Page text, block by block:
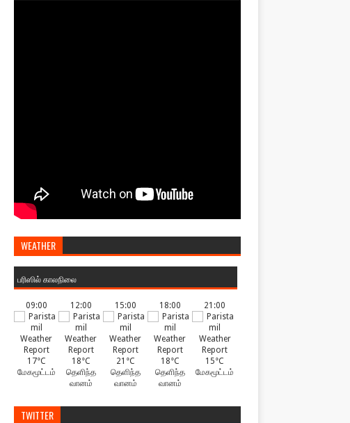
WEATHER
பரிஸில் காலநிலை
09:00
17°C
மேகமூட்டம்
12:00
18°C
தெளிந்த
வானம்
15:00
21°C
தெளிந்த
வானம்
18:00
18°C
தெளிந்த
வானம்
21:00
15°C
மேகமூட்டம்
TWITTER